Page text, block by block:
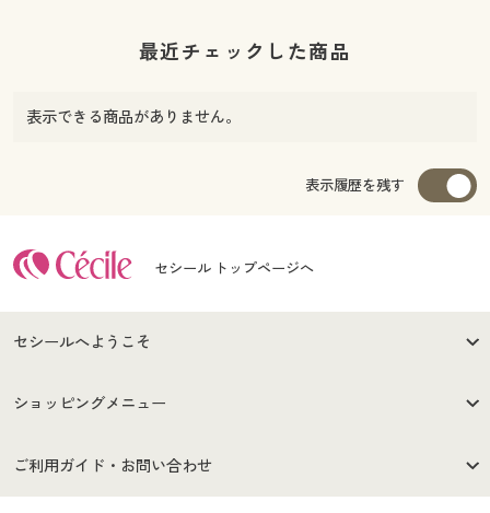
最近チェックした商品
表示できる商品がありません。
表示履歴を残す
セシール トップページへ
セシールへようこそ
はじめての方へ
セシールご利用規約
ショッピングメニュー
商品カテゴリ
ご利用ガイド・お問い合わせ